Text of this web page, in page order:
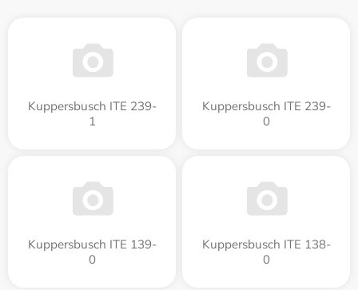
Kuppersbusch ITE 239-
1
Kuppersbusch ITE 239-
0
Kuppersbusch ITE 139-
0
Kuppersbusch ITE 138-
0